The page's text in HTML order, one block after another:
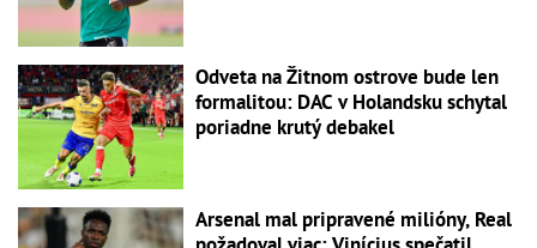
Odveta na Žitnom ostrove bude len
formalitou: DAC v Holandsku schytal
poriadne krutý debakel
Arsenal mal pripravené milióny, Real